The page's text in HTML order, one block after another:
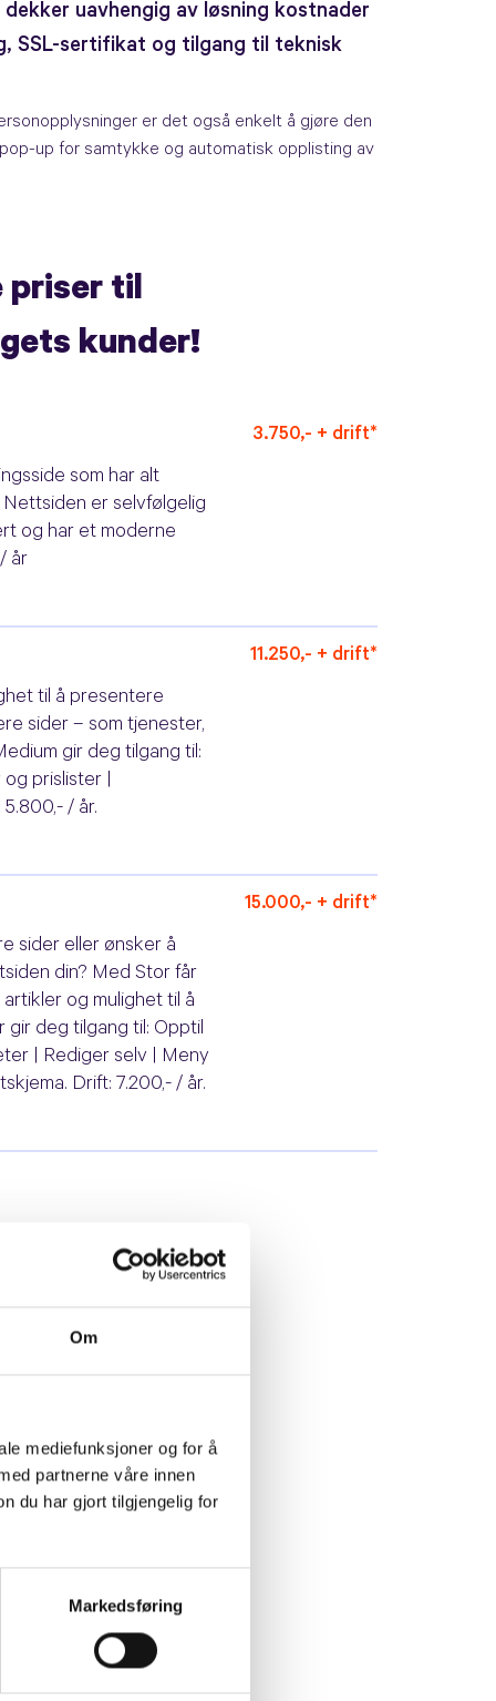
Om
mediefunksjoner og for å
partnerne våre innen
du har gjort tilgjengelig for
Markedsføring
uavhengig av løsning kostnader
SSL-sertifikat og tilgang til teknisk
er det også enkelt å gjøre den
up for samtykke og automatisk opplisting av
priser til
kunder!
3.750,- + drift*
som har alt
er selvfølgelig
og har et moderne
år
11.250,- + drift*
til å presentere
sider – som tjenester,
gir deg tilgang til:
prislister |
/ år.
15.000,- + drift*
sider eller ønsker å
din? Med Stor får
og mulighet til å
gir deg tilgang til: Opptil
| Rediger selv | Meny
Drift: 7.200,- / år.